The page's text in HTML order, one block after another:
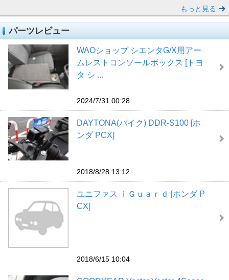
もっと見る
パーツレビュー
WAOショップ シエンタG/X用アー
ムレストコンソールボックス [トヨ
タ シ ...
2024/7/31 00:28
DAYTONA(バイク) DDR-S100 [ホ
ンダ PCX]
2018/8/28 13:12
ユニファス ｉＧｕａｒｄ [ホンダ P
CX]
2018/6/15 10:04